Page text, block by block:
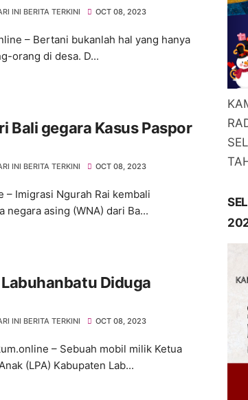
INI BERITA TERKINI OCT 08, 2023
– Bertani bukanlah hal yang hanya
orang di desa. D...
Bali gegara Kasus Paspor
INI BERITA TERKINI OCT 08, 2023
– Imigrasi Ngurah Rai kembali
negara asing (WNA) dari Ba...
Diduga
INI BERITA TERKINI OCT 08, 2023
– Sebuah mobil milik Ketua
(LPA) Kabupaten Lab...